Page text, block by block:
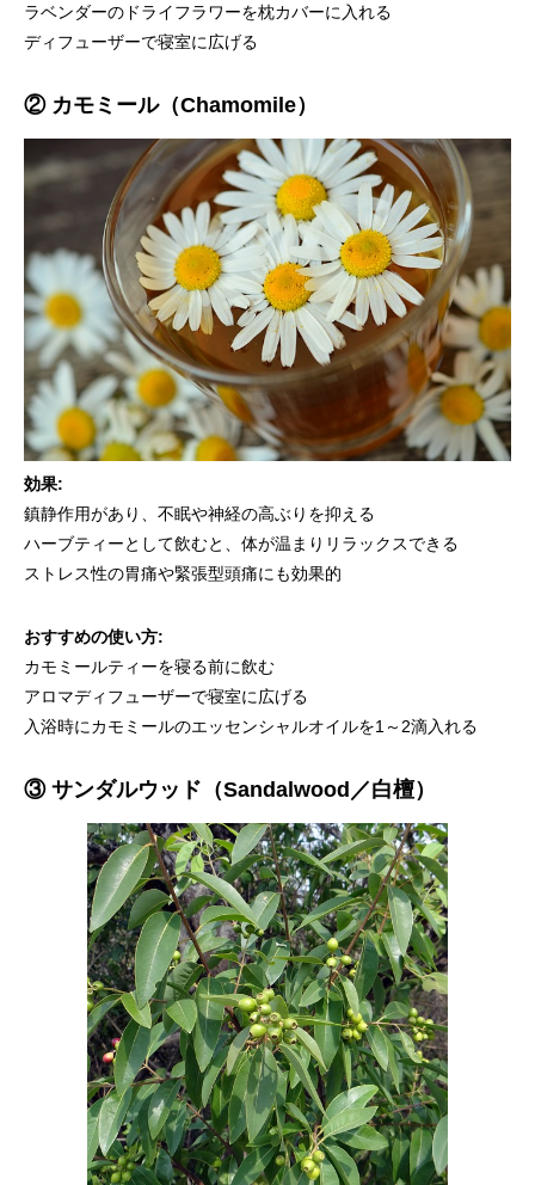
ラベンダーのドライフラワーを枕カバーに入れる
ディフューザーで寝室に広げる
② カモミール（Chamomile）
効果:
鎮静作用があり、不眠や神経の高ぶりを抑える
ハーブティーとして飲むと、体が温まりリラックスできる
ストレス性の胃痛や緊張型頭痛にも効果的
おすすめの使い方:
カモミールティーを寝る前に飲む
アロマディフューザーで寝室に広げる
入浴時にカモミールのエッセンシャルオイルを1～2滴入れる
③ サンダルウッド（Sandalwood／白檀）